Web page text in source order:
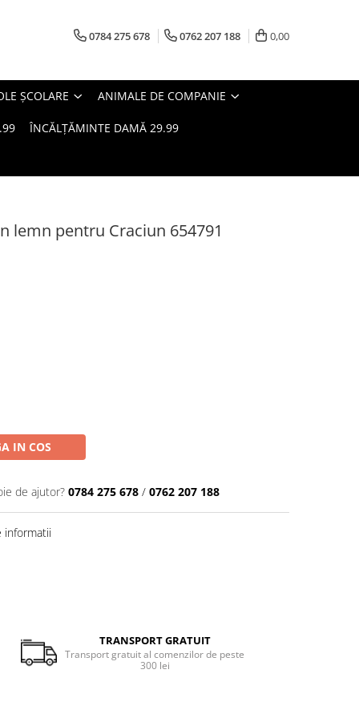
0784 275 678 0762 207 188 0,00
ȘCOLARE ANIMALE DE COMPANIE
ÎNCĂLȚĂMINTE DAMĂ 29.99
lemn pentru Craciun 654791
IN COS
de ajutor? 0784 275 678 / 0762 207 188
informatii
TRANSPORT GRATUIT
Transport gratuit al comenzilor de peste
300 lei